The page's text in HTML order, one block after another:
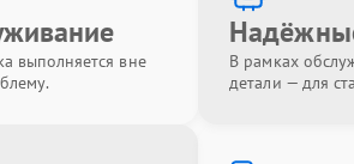
выполняется вне
В рамках
детали — для